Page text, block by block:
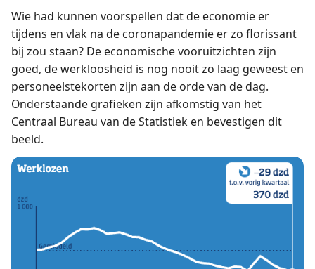
Wie had kunnen voorspellen dat de economie er
tijdens en vlak na de coronapandemie er zo florissant
bij zou staan? De economische vooruitzichten zijn
goed, de werkloosheid is nog nooit zo laag geweest en
personeelstekorten zijn aan de orde van de dag.
Onderstaande grafieken zijn afkomstig van het
Centraal Bureau van de Statistiek en bevestigen dit
beeld.